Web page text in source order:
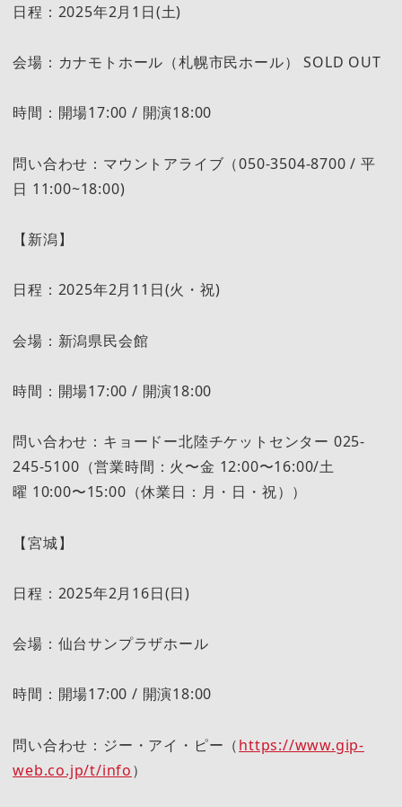
日程：2025年2月1日(土)
会場：カナモトホール（札幌市民ホール） SOLD OUT
時間：開場17:00 / 開演18:00
問い合わせ：マウントアライブ（050-3504-8700 / 平
日 11:00~18:00)
【新潟】
日程：2025年2月11日(火・祝)
会場：新潟県民会館
時間：開場17:00 / 開演18:00
問い合わせ：キョードー北陸チケットセンター 025-
245-5100（営業時間：火〜金 12:00〜16:00/土
曜 10:00〜15:00（休業日：月・日・祝））
【宮城】
日程：2025年2月16日(日)
会場：仙台サンプラザホール
時間：開場17:00 / 開演18:00
問い合わせ：ジー・アイ・ピー（https://www.gip-
web.co.jp/t/info）